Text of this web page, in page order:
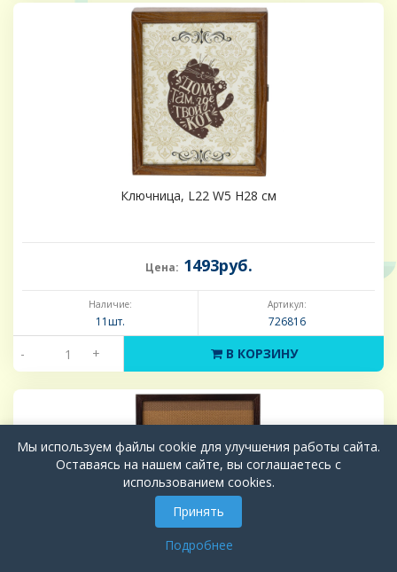
Ключница, L22 W5 H28 см
Цена: 1493руб.
Наличие:
11шт.
Артикул:
726816
- + В КОРЗИНУ
Мы используем файлы cookie для улучшения работы сайта.
Оставаясь на нашем сайте, вы соглашаетесь с
использованием cookies.
Принять
Подробнее